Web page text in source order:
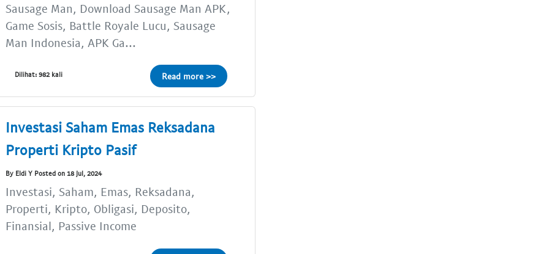
Sausage Man, Download Sausage Man APK,
Game Sosis, Battle Royale Lucu, Sausage
Man Indonesia, APK Ga...
Dilihat: 982 kali Read more >>
Investasi Saham Emas Reksadana
Properti Kripto Pasif
By Eldi Y Posted on 18 Jul, 2024
Investasi, Saham, Emas, Reksadana,
Properti, Kripto, Obligasi, Deposito,
Finansial, Passive Income